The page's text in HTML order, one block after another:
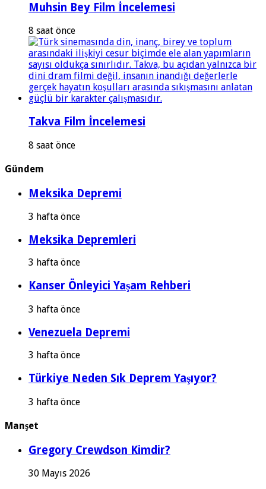
Muhsin Bey Film İncelemesi
8 saat önce
Takva Film İncelemesi
8 saat önce
Gündem
Meksika Depremi
3 hafta önce
Meksika Depremleri
3 hafta önce
Kanser Önleyici Yaşam Rehberi
3 hafta önce
Venezuela Depremi
3 hafta önce
Türkiye Neden Sık Deprem Yaşıyor?
3 hafta önce
Manşet
Gregory Crewdson Kimdir?
30 Mayıs 2026